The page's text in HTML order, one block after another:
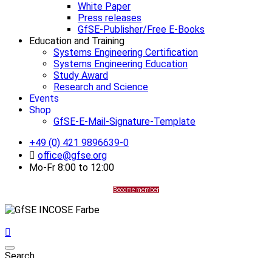
White Paper
Press releases
GfSE-Publisher/Free E-Books
Education and Training
Systems Engineering Certification
Systems Engineering Education
Study Award
Research and Science
Events
Shop
GfSE-E-Mail-Signature-Template
+49 (0) 421 9896639-0
office@gfse.org
Mo-Fr 8:00 to 12:00
Become member